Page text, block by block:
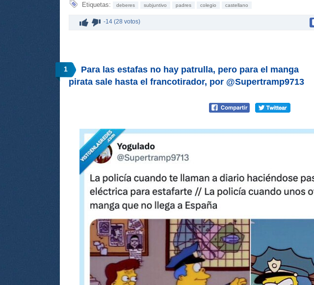
Etiquetas: deberes subjuntivo padres colegio castellano
-14 (28 votos)
1
Para las estafas no hay patrulla, pero para el manga
pirata sale hasta el francotirador, por @Supertramp9713